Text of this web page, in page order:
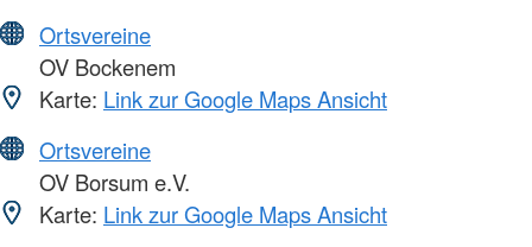
Ortsvereine
OV Bockenem
Karte: Link zur Google Maps Ansicht
Ortsvereine
OV Borsum e.V.
Karte: Link zur Google Maps Ansicht